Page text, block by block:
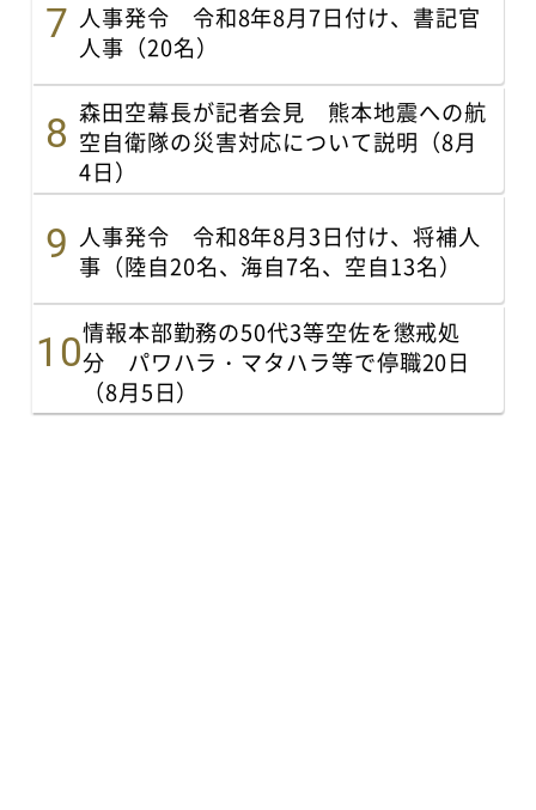
人事発令 令和8年8月7日付け、書記官
人事（20名）
森田空幕長が記者会見 熊本地震への航
空自衛隊の災害対応について説明（8月
4日）
人事発令 令和8年8月3日付け、将補人
事（陸自20名、海自7名、空自13名）
情報本部勤務の50代3等空佐を懲戒処
分 パワハラ・マタハラ等で停職20日
（8月5日）